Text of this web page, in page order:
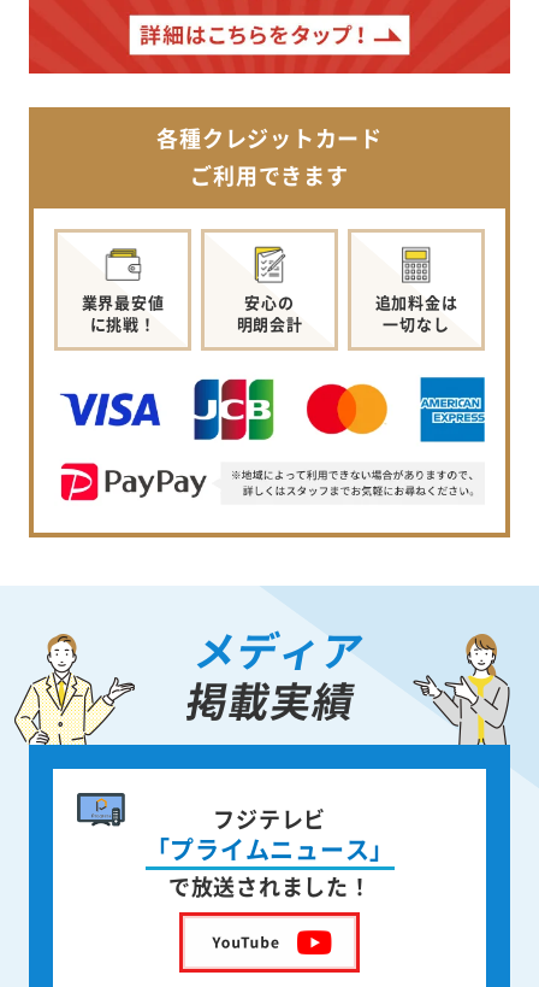
各種クレジットカード
ご利用できます
業界最安値
に挑戦！
安心の
明朗会計
追加料金は
一切なし
メディア
掲載実績
書籍出版
身近な人が
亡くなった後の遺品整理
を出版しました！